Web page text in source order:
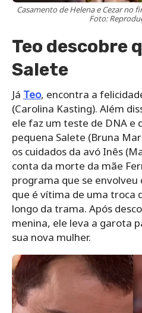
Casamento de Helena e Cezar no
Foto:
Teo descobre
Salete
Já Teo, encontra a
(Carolina Kasting). Além
ele faz um teste de DNA e
pequena Salete (Bruna
os cuidados da avó Inês
conta da morte da mãe
programa que se envolveu
que é vítima de uma troca
longo da trama. Após
menina, ele leva a garota
sua nova mulher.